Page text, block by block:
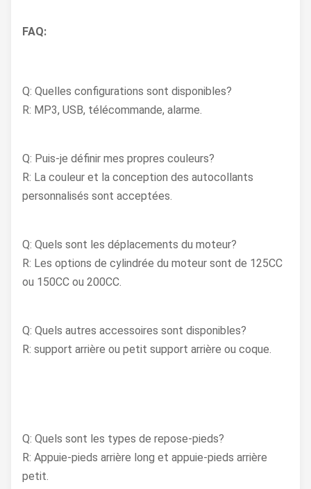
FAQ:
Q: Quelles configurations sont disponibles?
R: MP3, USB, télécommande, alarme.
Q: Puis-je définir mes propres couleurs?
R: La couleur et la conception des autocollants
personnalisés sont acceptées.
Q: Quels sont les déplacements du moteur?
R: Les options de cylindrée du moteur sont de 125CC
ou 150CC ou 200CC.
Q: Quels autres accessoires sont disponibles?
R: support arrière ou petit support arrière ou coque.
Q: Quels sont les types de repose-pieds?
R: Appuie-pieds arrière long et appuie-pieds arrière
petit.